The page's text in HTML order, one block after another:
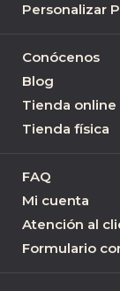
Personalizar
Conócenos
Blog
Tienda online
Tienda física
FAQ
Mi cuenta
Atención al
Formulario